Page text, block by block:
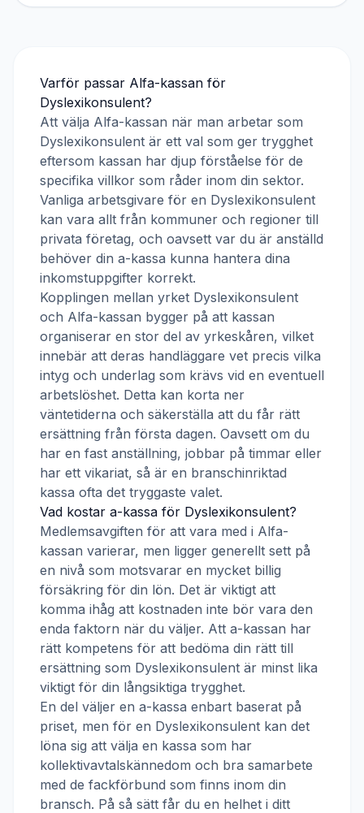
Varför passar Alfa-kassan för
Dyslexikonsulent?
Att välja Alfa-kassan när man arbetar som
Dyslexikonsulent är ett val som ger trygghet
eftersom kassan har djup förståelse för de
specifika villkor som råder inom din sektor.
Vanliga arbetsgivare för en Dyslexikonsulent
kan vara allt från kommuner och regioner till
privata företag, och oavsett var du är anställd
behöver din a-kassa kunna hantera dina
inkomstuppgifter korrekt.
Kopplingen mellan yrket Dyslexikonsulent
och Alfa-kassan bygger på att kassan
organiserar en stor del av yrkeskåren, vilket
innebär att deras handläggare vet precis vilka
intyg och underlag som krävs vid en eventuell
arbetslöshet. Detta kan korta ner
väntetiderna och säkerställa att du får rätt
ersättning från första dagen. Oavsett om du
har en fast anställning, jobbar på timmar eller
har ett vikariat, så är en branschinriktad
kassa ofta det tryggaste valet.
Vad kostar a-kassa för Dyslexikonsulent?
Medlemsavgiften för att vara med i Alfa-
kassan varierar, men ligger generellt sett på
en nivå som motsvarar en mycket billig
försäkring för din lön. Det är viktigt att
komma ihåg att kostnaden inte bör vara den
enda faktorn när du väljer. Att a-kassan har
rätt kompetens för att bedöma din rätt till
ersättning som Dyslexikonsulent är minst lika
viktigt för din långsiktiga trygghet.
En del väljer en a-kassa enbart baserat på
priset, men för en Dyslexikonsulent kan det
löna sig att välja en kassa som har
kollektivavtalskännedom och bra samarbete
med de fackförbund som finns inom din
bransch. På så sätt får du en helhet i ditt